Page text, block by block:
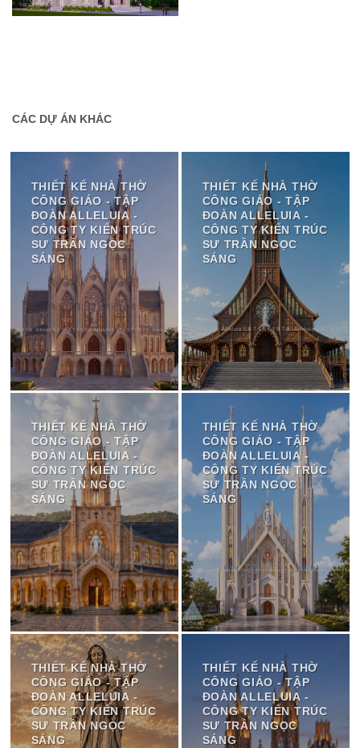
CÁC DỰ ÁN KHÁC
THIẾT KẾ NHÀ THỜ
CÔNG GIÁO - TẬP
ĐOÀN ALLELUIA -
CÔNG TY KIẾN TRÚC
SƯ TRẦN NGỌC
SÁNG
THIẾT KẾ NHÀ THỜ
CÔNG GIÁO - TẬP
ĐOÀN ALLELUIA -
CÔNG TY KIẾN TRÚC
SƯ TRẦN NGỌC
SÁNG
THIẾT KẾ NHÀ THỜ
CÔNG GIÁO - TẬP
ĐOÀN ALLELUIA -
CÔNG TY KIẾN TRÚC
SƯ TRẦN NGỌC
SÁNG
THIẾT KẾ NHÀ THỜ
CÔNG GIÁO - TẬP
ĐOÀN ALLELUIA -
CÔNG TY KIẾN TRÚC
SƯ TRẦN NGỌC
SÁNG
THIẾT KẾ NHÀ THỜ
CÔNG GIÁO - TẬP
ĐOÀN ALLELUIA -
CÔNG TY KIẾN TRÚC
SƯ TRẦN NGỌC
SÁNG
THIẾT KẾ NHÀ THỜ
CÔNG GIÁO - TẬP
ĐOÀN ALLELUIA -
CÔNG TY KIẾN TRÚC
SƯ TRẦN NGỌC
SÁNG